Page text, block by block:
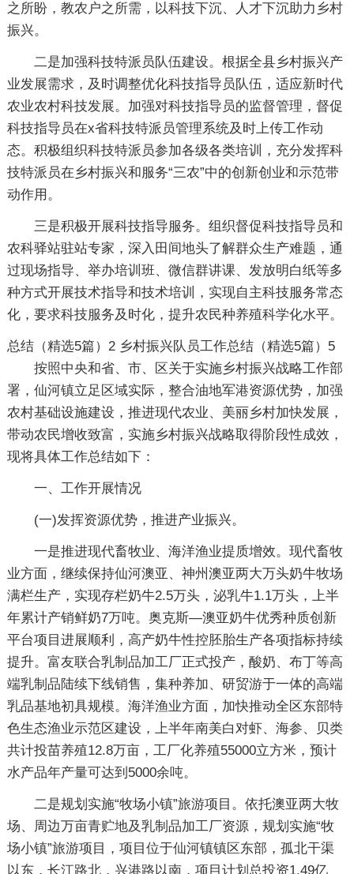
之所盼，教农户之所需，以科技下沉、人才下沉助力乡村
振兴。
二是加强科技特派员队伍建设。根据全县乡村振兴产
业发展需求，及时调整优化科技指导员队伍，适应新时代
农业农村科技发展。加强对科技指导员的监督管理，督促
科技指导员在x省科技特派员管理系统及时上传工作动
态。积极组织科技特派员参加各级各类培训，充分发挥科
技特派员在乡村振兴和服务“三农”中的创新创业和示范带
动作用。
三是积极开展科技指导服务。组织督促科技指导员和
农科驿站驻站专家，深入田间地头了解群众生产难题，通
过现场指导、举办培训班、微信群讲课、发放明白纸等多
种方式开展技术指导和技术培训，实现自主科技服务常态
化，要求科技服务及时化，提升农民种养殖科学化水平。
总结（精选5篇）2
按照中央和省、市、区关于实施乡村振兴战略工作部
署，仙河镇立足区域实际，整合油地军港资源优势，加强
农村基础设施建设，推进现代农业、美丽乡村加快发展，
带动农民增收致富，实施乡村振兴战略取得阶段性成效，
现将具体工作总结如下：
一、工作开展情况
(一)发挥资源优势，推进产业振兴。
一是推进现代畜牧业、海洋渔业提质增效。现代畜牧
业方面，继续保持仙河澳亚、神州澳亚两大万头奶牛牧场
满栏生产，实现存栏奶牛2.5万头，泌乳牛1.1万头，上半
年累计产销鲜奶7万吨。奥克斯—澳亚奶牛优秀种质创新
平台项目进展顺利，高产奶牛性控胚胎生产各项指标持续
提升。富友联合乳制品加工厂正式投产，酸奶、布丁等高
端乳制品陆续下线销售，集种养加、研贸游于一体的高端
乳品基地初具规模。海洋渔业方面，加快推动全区东部特
色生态渔业示范区建设，上半年南美白对虾、海参、贝类
共计投苗养殖12.8万亩，工厂化养殖55000立方米，预计
水产品年产量可达到5000余吨。
二是规划实施“牧场小镇”旅游项目。依托澳亚两大牧
场、周边万亩青贮地及乳制品加工厂资源，规划实施“牧
场小镇”旅游项目，项目位于仙河镇镇区东部，孤北干渠
以东，长江路北，兴港路以南，项目计划总投资1.49亿
乡村振兴队员工作总结（精选5篇）5